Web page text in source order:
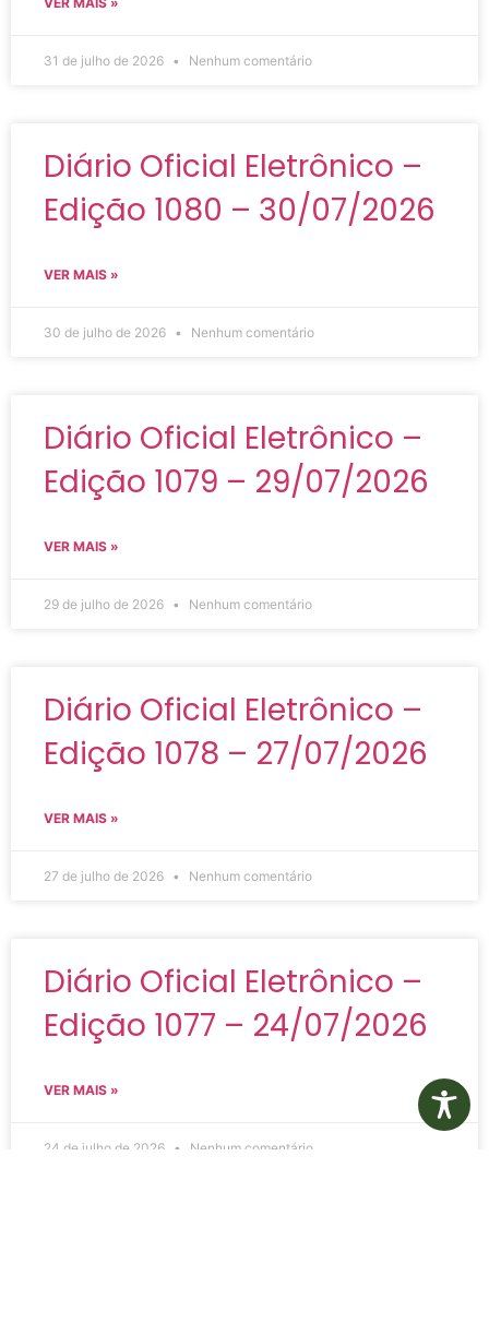
31 de julho de 2026 Nenhum comentário
Diário Oficial Eletrônico –
Edição 1080 – 30/07/2026
VER MAIS »
30 de julho de 2026 Nenhum comentário
Diário Oficial Eletrônico –
Edição 1079 – 29/07/2026
VER MAIS »
29 de julho de 2026 Nenhum comentário
Diário Oficial Eletrônico –
Edição 1078 – 27/07/2026
VER MAIS »
27 de julho de 2026 Nenhum comentário
Diário Oficial Eletrônico –
Edição 1077 – 24/07/2026
VER MAIS »
24 de julho de 2026 Nenhum comentário